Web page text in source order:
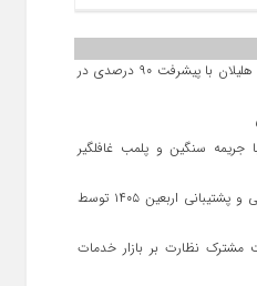
پروژه سازه سنگی و ملاتی کهره هلیلان با پیشرفت ۹۰ درصدی در
جریمه سنگین و پلمب غافلگیر
تجلیل از رانندگان ناوگان آبرسانی و پشتیبانی اربعین ۱۴۰۵ توسط
مشترک نظارت بر بازار خدمات